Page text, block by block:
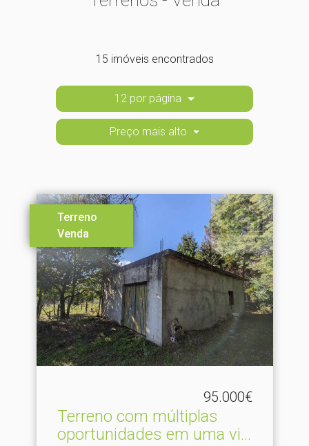
15 imóveis encontrados
12 por página
Preço mais alto
Terreno
Venda
95.000€
Terreno com múltiplas
oportunidades em uma vi.​..